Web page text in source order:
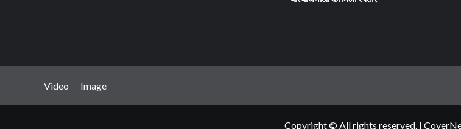
Video Image
Copyright © All rights reserved. |